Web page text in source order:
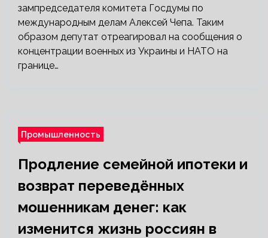
зампредседателя комитета Госдумы по
международным делам Алексей Чепа. Таким
образом депутат отреагировал на сообщения о
концентрации военных из Украины и НАТО на
границе…
Промышленность
Продление семейной ипотеки и
возврат переведённых
мошенникам денег: как
изменится жизнь россиян в